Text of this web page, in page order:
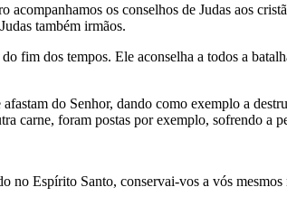
os conselhos de Judas aos
também irmãos.
fim dos tempos. Ele aconselha a todos a
do Senhor, dando como exemplo a
carne, foram postas por exemplo, sofrendo a
no Espírito Santo, conservai-vos a vós